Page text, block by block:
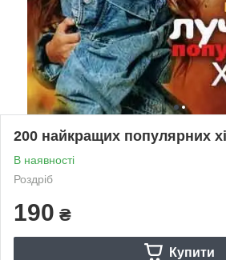
200 найкращих популярних
В наявності
Роздріб
190 ₴
Купити